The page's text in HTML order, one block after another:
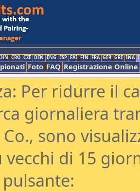
CRO CZE DEN ENG ESP FAI FIN FRA GER GRE INA
Foto FAQ Registrazione Online
Per ridurre il
giornaliera
sono
di 15